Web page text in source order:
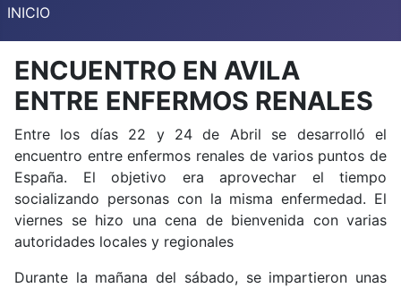
1
INICIO
ENCUENTRO EN AVILA
ENTRE ENFERMOS RENALES
Entre los días 22 y 24 de Abril se desarrolló el
encuentro entre enfermos renales de varios puntos de
España. El objetivo era aprovechar el tiempo
socializando personas con la misma enfermedad. El
viernes se hizo una cena de bienvenida con varias
autoridades locales y regionales
Durante la mañana del sábado, se impartieron unas